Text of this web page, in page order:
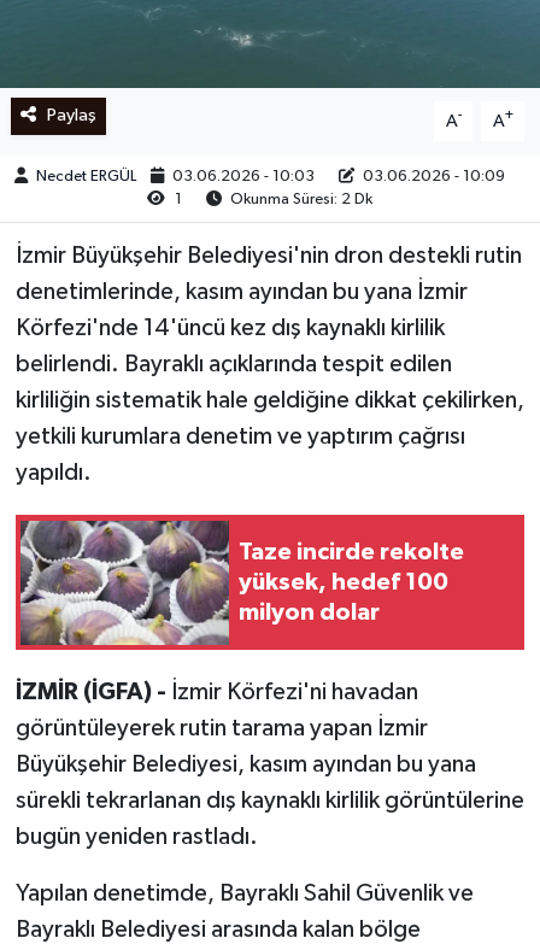
Paylaş A- A+
Necdet ERGÜL 03.06.2026 - 10:03
03.06.2026 - 10:09
1
Okunma Süresi: 2 Dk
İzmir Büyükşehir Belediyesi'nin dron destekli rutin
denetimlerinde, kasım ayından bu yana İzmir
Körfezi'nde 14'üncü kez dış kaynaklı kirlilik
belirlendi. Bayraklı açıklarında tespit edilen
kirliliğin sistematik hale geldiğine dikkat çekilirken,
yetkili kurumlara denetim ve yaptırım çağrısı
yapıldı.
Taze incirde rekolte
yüksek, hedef 100
milyon dolar
İZMİR (İGFA) - İzmir Körfezi'ni havadan
görüntüleyerek rutin tarama yapan İzmir
Büyükşehir Belediyesi, kasım ayından bu yana
sürekli tekrarlanan dış kaynaklı kirlilik görüntülerine
bugün yeniden rastladı.
Yapılan denetimde, Bayraklı Sahil Güvenlik ve
Bayraklı Belediyesi arasında kalan bölge
İzmir
İletişim
Künye
Yerel